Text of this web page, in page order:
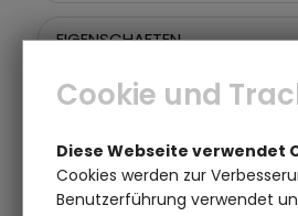
EIGENSCHAFTEN
MOTIVE
PREIS
Cookie und
Diese Webseite verwendet
Cookies werden zur
Benutzerführung verwendet